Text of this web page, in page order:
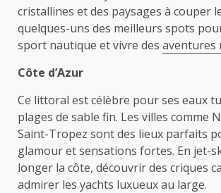
cristallines et des paysages à couper
quelques-uns des meilleurs spots
sport nautique et vivre des aventures
Côte d’Azur
Ce littoral est célèbre pour ses eaux
plages de sable fin. Les villes comme
Saint-Tropez sont des lieux parfaits
glamour et sensations fortes. En jet-
longer la côte, découvrir des criques
admirer les yachts luxueux au large.